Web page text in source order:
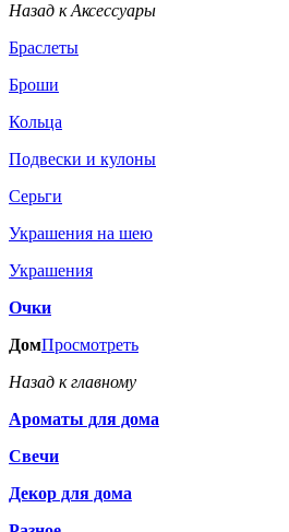
Назад к Аксессуары
Браслеты
Броши
Кольца
Подвески и кулоны
Серьги
Украшения на шею
Украшения
Очки
ДомПросмотреть
Назад к главному
Ароматы для дома
Свечи
Декор для дома